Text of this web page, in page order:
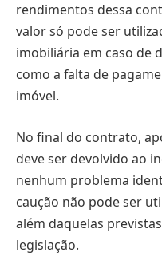
rendimentos dessa
valor só pode ser
imobiliária em caso de
como a falta de
imóvel.
No final do contrato,
deve ser devolvido ao
nenhum problema
caução não pode ser
além daquelas
legislação.